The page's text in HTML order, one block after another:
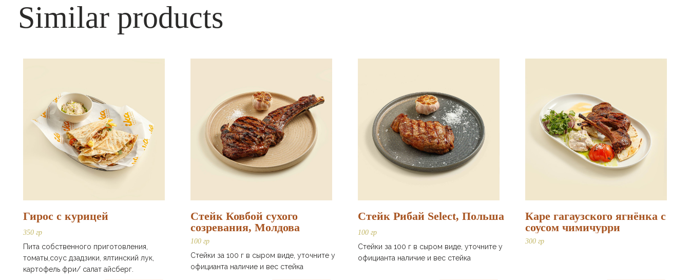
Similar products
Гирос с курицей
350 гр
Пита собственного приготовления,
томаты,соус дзадзики, ялтинский лук,
картофель фри/ салат айсберг.
Стейк Ковбой сухого
созревания, Молдова
100 гр
Стейки за 100 г в сыром виде, уточните у
официанта наличие и вес стейка
Стейк Рибай Select, Польша
100 гр
Стейки за 100 г в сыром виде, уточните у
официанта наличие и вес стейка
Каре гагаузского ягнёнка с
соусом чимичурри
300 гр